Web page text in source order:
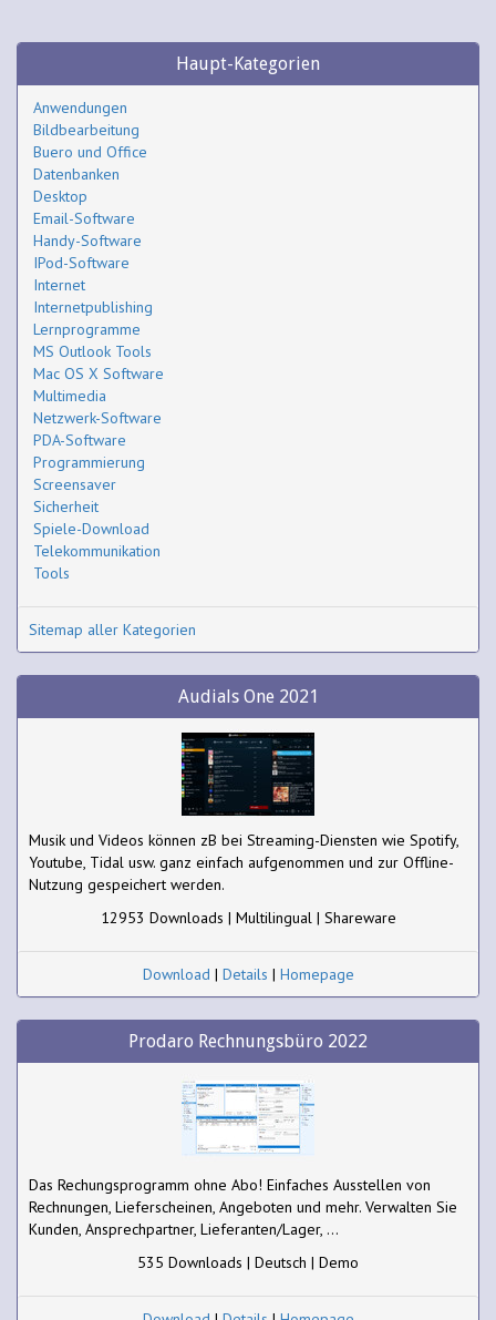
Haupt-Kategorien
Anwendungen
Bildbearbeitung
Buero und Office
Datenbanken
Desktop
Email-Software
Handy-Software
IPod-Software
Internet
Internetpublishing
Lernprogramme
MS Outlook Tools
Mac OS X Software
Multimedia
Netzwerk-Software
PDA-Software
Programmierung
Screensaver
Sicherheit
Spiele-Download
Telekommunikation
Tools
Sitemap aller Kategorien
Audials One 2021
Musik und Videos können zB bei Streaming-Diensten wie Spotify,
Youtube, Tidal usw. ganz einfach aufgenommen und zur Offline-
Nutzung gespeichert werden.
12953 Downloads | Multilingual | Shareware
Download | Details | Homepage
Prodaro Rechnungsbüro 2022
Das Rechungsprogramm ohne Abo! Einfaches Ausstellen von
Rechnungen, Lieferscheinen, Angeboten und mehr. Verwalten Sie
Kunden, Ansprechpartner, Lieferanten/Lager, ...
535 Downloads | Deutsch | Demo